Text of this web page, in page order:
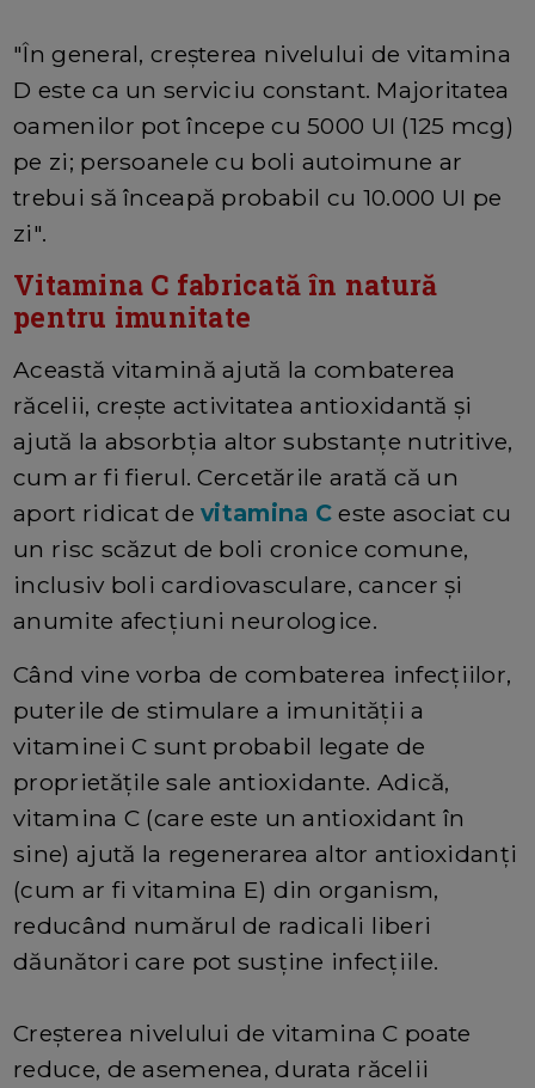
"În general, creșterea nivelului de vitamina
D este ca un serviciu constant. Majoritatea
oamenilor pot începe cu 5000 UI (125 mcg)
pe zi; persoanele cu boli autoimune ar
trebui să înceapă probabil cu 10.000 UI pe
zi".
Vitamina C fabricată în natură
pentru imunitate
Această vitamină ajută la combaterea
răcelii, crește activitatea antioxidantă și
ajută la absorbția altor substanțe nutritive,
cum ar fi fierul. Cercetările arată că un
aport ridicat devitamina Ceste asociat cu
un risc scăzut de boli cronice comune,
inclusiv boli cardiovasculare, cancer și
anumite afecțiuni neurologice.
Când vine vorba de combaterea infecțiilor,
puterile de stimulare a imunității a
vitaminei C sunt probabil legate de
proprietățile sale antioxidante. Adică,
vitamina C (care este un antioxidant în
sine) ajută la regenerarea altor antioxidanți
(cum ar fi vitamina E) din organism,
reducând numărul de radicali liberi
dăunători care pot susține infecțiile.
Creșterea nivelului de vitamina C poate
reduce, de asemenea, durata răcelii